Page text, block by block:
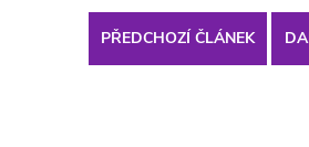
PŘEDCHOZÍ ČLÁNEK